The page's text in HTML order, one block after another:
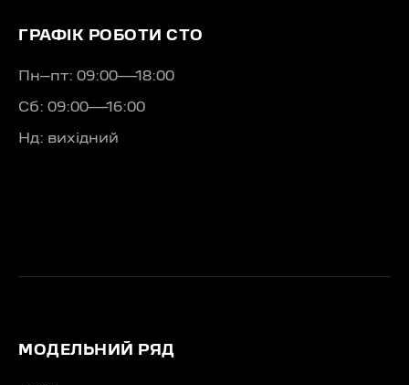
ГРАФІК РОБОТИ СТО
Пн–пт: 09:00—18:00
Сб: 09:00—16:00
Нд: вихідний
МОДЕЛЬНИЙ РЯД